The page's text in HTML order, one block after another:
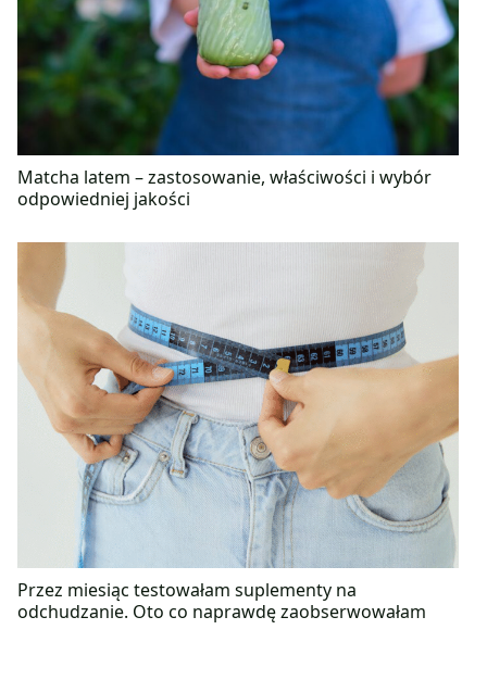
Matcha latem – zastosowanie, właściwości i wybór
odpowiedniej jakości
Przez miesiąc testowałam suplementy na
odchudzanie. Oto co naprawdę zaobserwowałam